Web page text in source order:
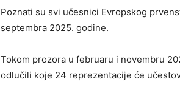
Poznati su svi učesnici Evropskog
septembra 2025. godine.
Tokom prozora u februaru i novembru
odlučili koje 24 reprezentacije će